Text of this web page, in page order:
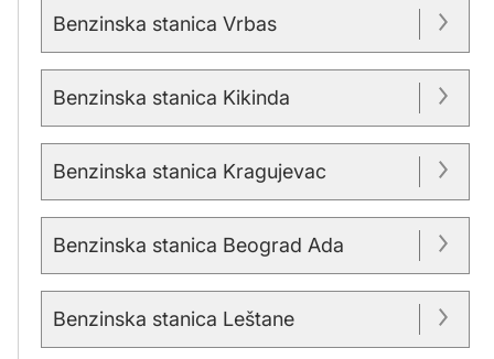
Benzinska stanica Vrbas
Benzinska stanica Kikinda
Benzinska stanica Kragujevac
Benzinska stanica Beograd Ada
Benzinska stanica Leštane